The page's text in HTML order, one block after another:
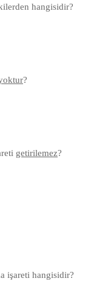
hangisidir?
?
getirilemez?
işareti hangisidir?